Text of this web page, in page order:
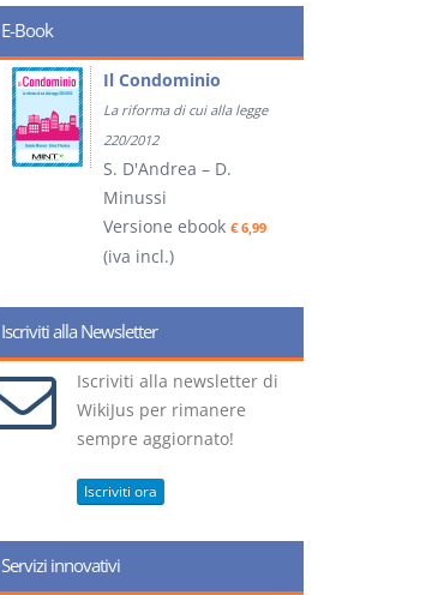
E-Book
Il Condominio
La riforma di cui alla legge
220/2012
S. D'Andrea – D.
Minussi
Versione ebook € 6,99
(iva incl.)
Iscriviti alla Newsletter
Iscriviti alla newsletter di
WikiJus per rimanere
sempre aggiornato!
Iscriviti ora
Servizi innovativi